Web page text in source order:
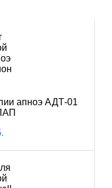
апноэ АДТ-01